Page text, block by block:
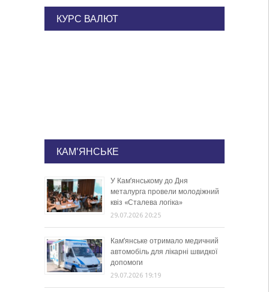
КУРС ВАЛЮТ
КАМ'ЯНСЬКЕ
У Кам’янському до Дня
металурга провели молодіжний
квіз «Сталева логіка»
29.07.2026 20:25
Кам’янське отримало медичний
автомобіль для лікарні швидкої
допомоги
29.07.2026 19:19